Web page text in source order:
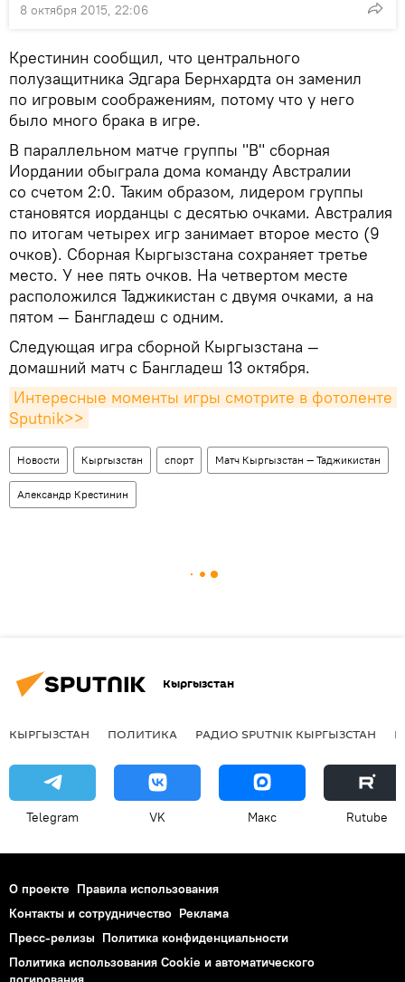
8 октября 2015, 22:06
Крестинин сообщил, что центрального
полузащитника Эдгара Бернхардта он заменил
по игровым соображениям, потому что у него
было много брака в игре.
В параллельном матче группы "B" сборная
Иордании обыграла дома команду Австралии
со счетом 2:0. Таким образом, лидером группы
становятся иорданцы с десятью очками. Австралия
по итогам четырех игр занимает второе место (9
очков). Сборная Кыргызстана сохраняет третье
место. У нее пять очков. На четвертом месте
расположился Таджикистан с двумя очками, а на
пятом — Бангладеш с одним.
Следующая игра сборной Кыргызстана —
домашний матч с Бангладеш 13 октября.
Интересные моменты игры смотрите в фотоленте
Sputnik>>
Новости Кыргызстан спорт Матч Кыргызстан — Таджикистан
Александр Крестинин
Кыргызстан
КЫРГЫЗСТАН ПОЛИТИКА РАДИО SPUTNIK КЫРГЫЗСТАН
Telegram VK Макс Rutube
О проекте Правила использования
Контакты и сотрудничество Реклама
Пресс-релизы Политика конфиденциальности
Политика использования Cookie и автоматического